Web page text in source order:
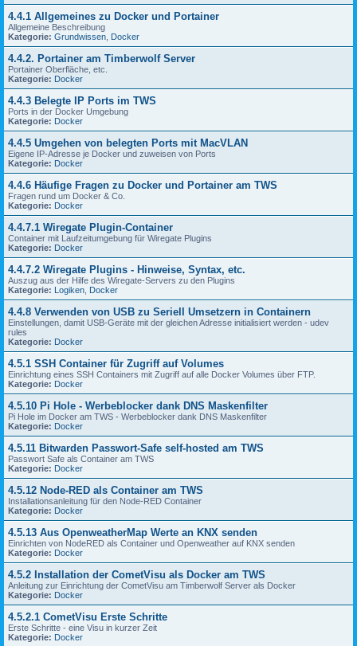
4.4.1 Allgemeines zu Docker und Portainer
Allgemeine Beschreibung
Kategorie: Grundwissen Docker
4.4.2. Portainer am Timberwolf Server
Portainer Oberfläche, etc.
Kategorie: Docker
4.4.3 Belegte IP Ports im TWS
Ports in der Docker Umgebung
Kategorie: Docker
4.4.5 Umgehen von belegten Ports mit MacVLAN
Eigene IP-Adresse je Docker und zuweisen von Ports
Kategorie: Docker
4.4.6 Häufige Fragen zu Docker und Portainer am TWS
Fragen rund um Docker & Co.
Kategorie: Docker
4.4.7.1 Wiregate Plugin-Container
Container mit Laufzeitumgebung für Wiregate Plugins
Kategorie: Docker
4.4.7.2 Wiregate Plugins - Hinweise, Syntax, etc.
Auszug aus der Hilfe des Wiregate-Servers zu den Plugins
Kategorie: Logiken Docker
4.4.8 Verwenden von USB zu Seriell Umsetzern in Containern
Einstellungen, damit USB-Geräte mit der gleichen Adresse initialisiert werden - udev
rules
Kategorie: Docker
4.5.1 SSH Container für Zugriff auf Volumes
Einrichtung eines SSH Containers mit Zugriff auf alle Docker Volumes über FTP.
Kategorie: Docker
4.5.10 Pi Hole - Werbeblocker dank DNS Maskenfilter
Pi Hole im Docker am TWS - Werbeblocker dank DNS Maskenfilter
Kategorie: Docker
4.5.11 Bitwarden Passwort-Safe self-hosted am TWS
Passwort Safe als Container am TWS
Kategorie: Docker
4.5.12 Node-RED als Container am TWS
Installationsanleitung für den Node-RED Container
Kategorie: Docker
4.5.13 Aus OpenweatherMap Werte an KNX senden
Einrichten von NodeRED als Container und Openweather auf KNX senden
Kategorie: Docker
4.5.2 Installation der CometVisu als Docker am TWS
Anleitung zur Einrichtung der CometVisu am Timberwolf Server als Docker
Kategorie: Docker
4.5.2.1 CometVisu Erste Schritte
Erste Schritte - eine Visu in kurzer Zeit
Kategorie: Docker